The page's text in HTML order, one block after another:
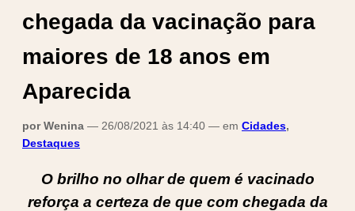
chegada da vacinação para
maiores de 18 anos em
Aparecida
por Wenina — 26/08/2021 às 14:40 — em Cidades,
Destaques
O brilho no olhar de quem é vacinado
reforça a certeza de que com chegada da